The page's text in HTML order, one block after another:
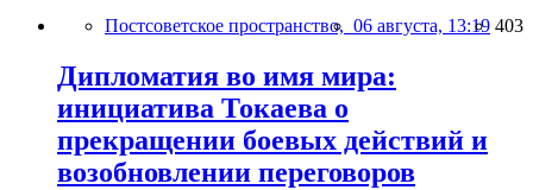
Постсоветское пространство, 06 августа, 13:19 403
Дипломатия во имя мира:
инициатива Токаева о
прекращении боевых действий и
возобновлении переговоров